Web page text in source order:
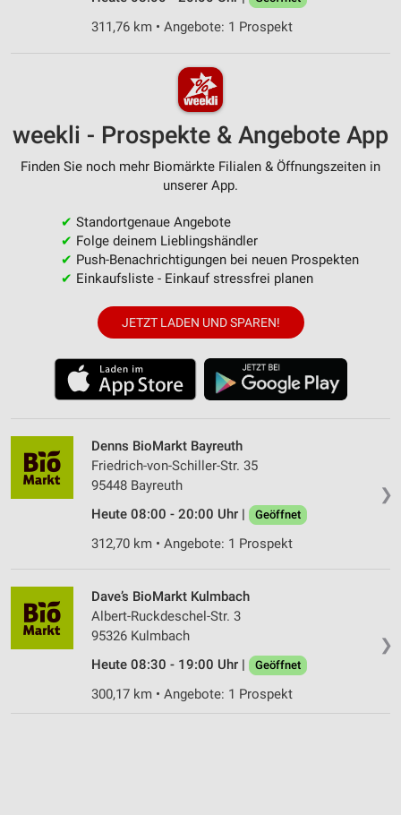
311,76 km • Angebote: 1 Prospekt
weekli - Prospekte & Angebote App
Finden Sie noch mehr Biomärkte Filialen & Öffnungszeiten in
unserer App.
✔ Standortgenaue Angebote
✔ Folge deinem Lieblingshändler
✔ Push-Benachrichtigungen bei neuen Prospekten
✔ Einkaufsliste - Einkauf stressfrei planen
JETZT LADEN UND SPAREN!
❯
Denns BioMarkt Bayreuth
Friedrich-von-Schiller-Str. 35
95448 Bayreuth
Heute 08:00 - 20:00 Uhr |
Geöffnet
312,70 km • Angebote: 1 Prospekt
❯
Dave’s BioMarkt Kulmbach
Albert-Ruckdeschel-Str. 3
95326 Kulmbach
Heute 08:30 - 19:00 Uhr |
Geöffnet
300,17 km • Angebote: 1 Prospekt